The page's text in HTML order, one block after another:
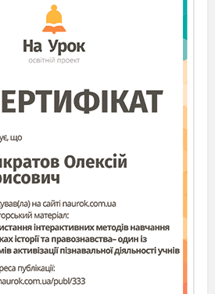
бали)
бал)
(2 бали)
бали
тимедійн а
досліди